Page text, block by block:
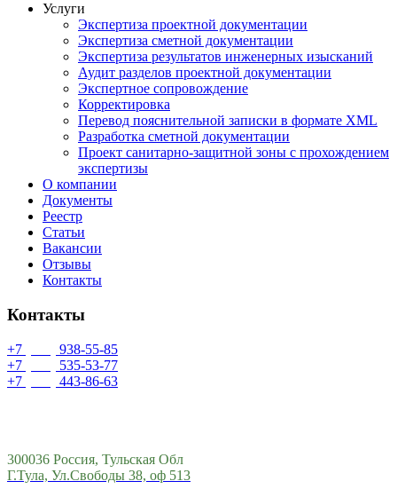
Услуги
Экспертиза проектной документации
Экспертиза сметной документации
Экспертиза результатов инженерных изысканий
Аудит разделов проектной документации
Экспертное сопровождение
Корректировка
Перевод пояснительной записки в формате XML
Разработка сметной документации
Проект санитарно-защитной зоны с прохождением
экспертизы
О компании
Документы
Реестр
Статьи
Вакансии
Отзывы
Контакты
Контакты
+7
938-55-85
+7
535-53-77
+7
443-86-63
300036 Россия, Тульская Обл
Г.Тула, Ул.Свободы 38, оф 513